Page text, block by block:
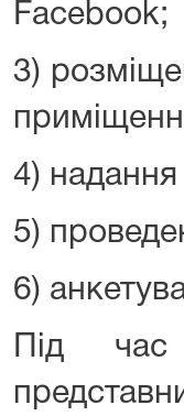
Facebook;
3)
4) надання
5)
6)
Під час